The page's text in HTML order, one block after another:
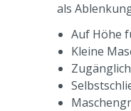
als
Auf Höhe
Kleine
Zugänglich